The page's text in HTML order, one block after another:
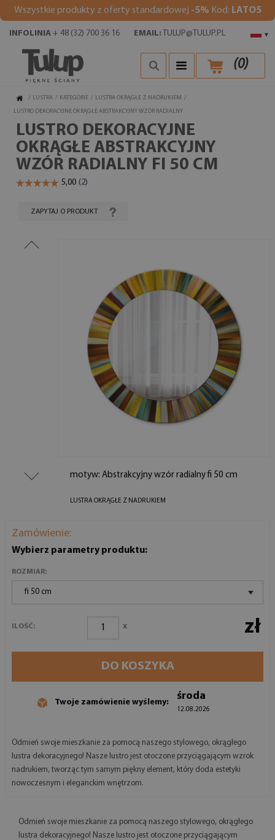
Wszystkie produkty z oferty standardowej -5% Kod: LATO5
▾
INFOLINIA + 48 (32) 700 36 16 EMAIL: TULUP@TULUP.PL
(0)
/ LUSTRA / KATEGORIE / LUSTRA OKRĄGŁE Z NADRUKIEM /
LUSTRO DEKORACYJNE OKRĄGŁE ABSTRAKCYJNY WZÓR RADIALNY
LUSTRO DEKORACYJNE
OKRĄGŁE ABSTRAKCYJNY
WZÓR RADIALNY FI 50 CM
ZAPYTAJ O PRODUKT
motyw: Abstrakcyjny wzór radialny fi 50 cm
LUSTRA OKRĄGŁE Z NADRUKIEM
Zamówienie:
Wybierz parametry produktu:
ROZMIAR:
fi 50 cm
ILOŚĆ: x zł
DO KOSZYKA
Twoje zamówienie wyślemy:
środa
12.08.2026
Odmień swoje mieszkanie za pomocą naszego stylowego, okrągłego
lustra dekoracyjnego! Nasze lustro jest otoczone przyciągającym wzrok
nadrukiem, tworząc tym samym piękny element, który doda estetyki
nowoczesnym i eleganckim wnętrzom.
Odmień swoje mieszkanie za pomocą naszego stylowego, okrągłego
lustra dekoracyjnego! Nasze lustro jest otoczone przyciągającym